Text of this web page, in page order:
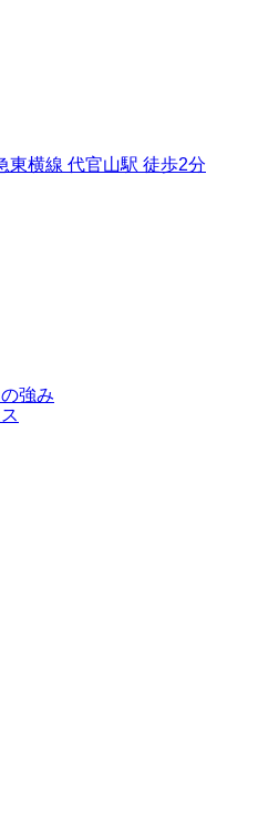
東横線 代官山駅 徒歩2分
強み